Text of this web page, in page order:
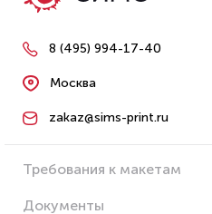
8 (495) 994-17-40
Москва
zakaz@sims-print.ru
Требования к макетам
Документы